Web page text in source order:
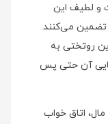
و لطیف این
تضمین می‌کنند.
روتختی به
آن حتی پس
اتاق خواب